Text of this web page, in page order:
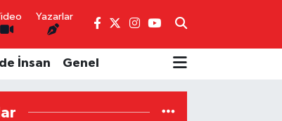
Yazarlar
İnsan Genel